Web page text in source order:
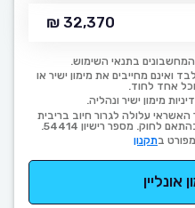
32,370 ₪
בתנאי השימוש.
ואינם מחייבים את מימון ישיר או
אחד לחוד.
מימון ישיר ונהליה.
עלולה לגרור חיוב בריבית
לחוק. מספר רישיון 54414.
בתקנון
אונליין